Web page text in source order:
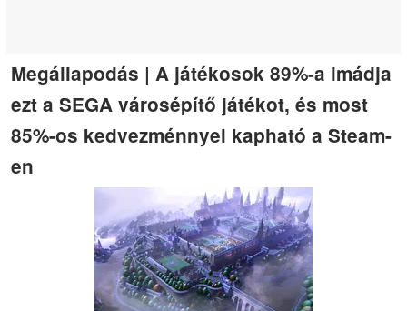
Megállapodás | A játékosok 89%-a imádja
ezt a SEGA városépítő játékot, és most
85%-os kedvezménnyel kapható a Steam-
en